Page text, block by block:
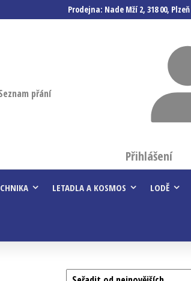
Prodejna: Nade Mží 2, 318 00,
přání
Přihlášení
LETADLA A KOSMOS LODĚ